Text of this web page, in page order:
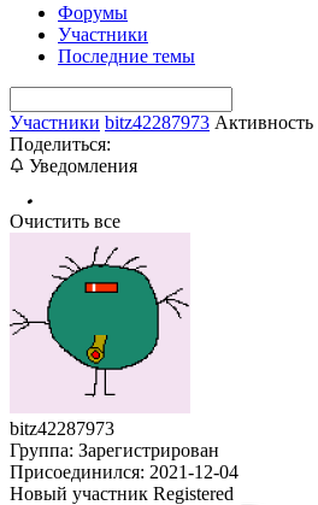
Форумы
Участники
Последние темы
Участники bitz42287973 Активность
Поделиться:
Уведомления
Очистить все
bitz42287973
Группа: Зарегистрирован
Присоединился: 2021-12-04
Новый участник Registered